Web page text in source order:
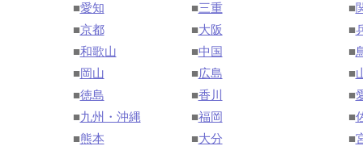
■愛知 ■三重 ■
■京都 ■大阪 ■
■和歌山 ■中国 ■
■ 岡山 ■広島 ■
■徳島 ■香川 ■
■九州・沖縄 ■福岡 ■
■熊本 ■大分 ■